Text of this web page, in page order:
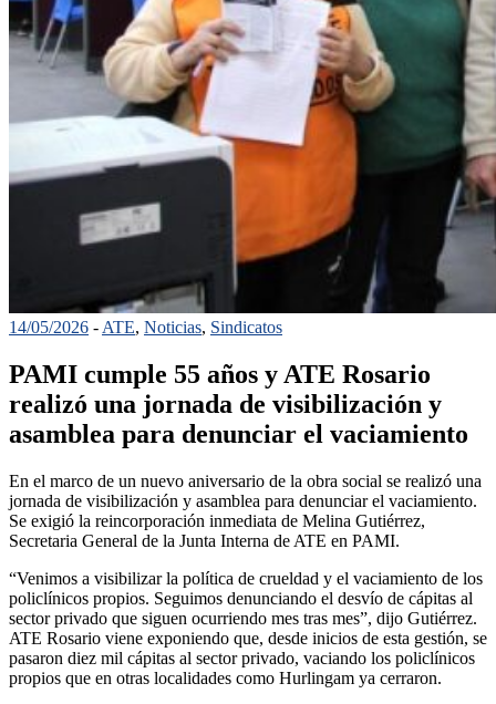
14/05/2026 - ATE, Noticias, Sindicatos
PAMI cumple 55 años y ATE Rosario
realizó una jornada de visibilización y
asamblea para denunciar el vaciamiento
En el marco de un nuevo aniversario de la obra social se realizó una
jornada de visibilización y asamblea para denunciar el vaciamiento.
Se exigió la reincorporación inmediata de Melina Gutiérrez,
Secretaria General de la Junta Interna de ATE en PAMI.
“Venimos a visibilizar la política de crueldad y el vaciamiento de los
policlínicos propios. Seguimos denunciando el desvío de cápitas al
sector privado que siguen ocurriendo mes tras mes”, dijo Gutiérrez.
ATE Rosario viene exponiendo que, desde inicios de esta gestión, se
pasaron diez mil cápitas al sector privado, vaciando los policlínicos
propios que en otras localidades como Hurlingam ya cerraron.